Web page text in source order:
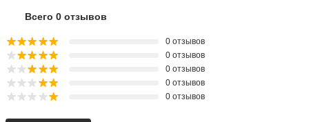
Всего 0 отзывов
0 отзывов
0 отзывов
0 отзывов
0 отзывов
0 отзывов